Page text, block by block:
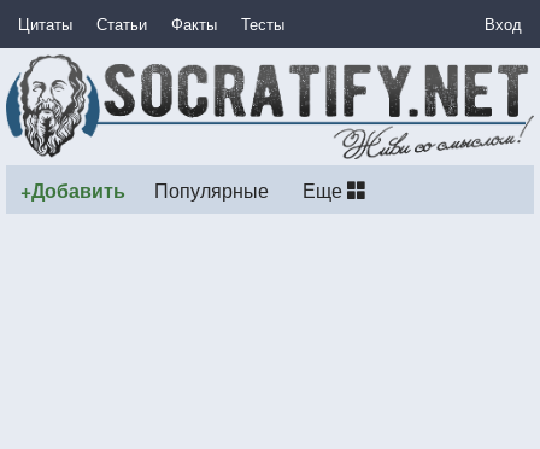
Цитаты Статьи Факты Тесты Вход
+Добавить Популярные Еще